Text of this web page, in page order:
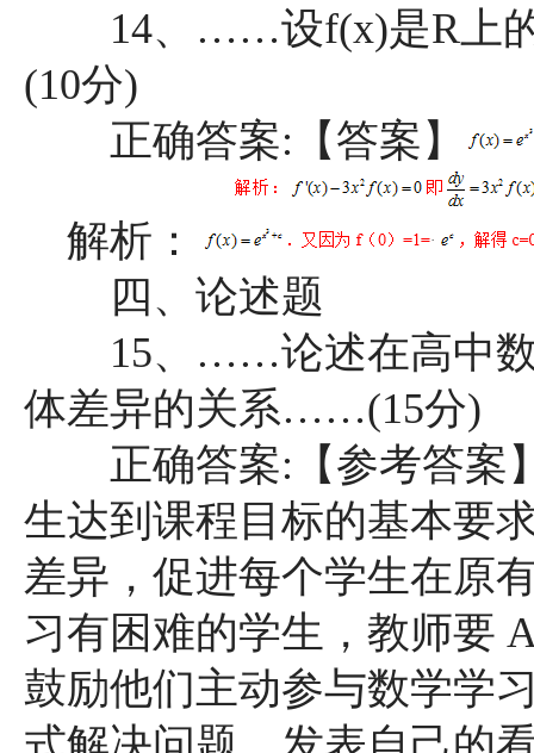
14、……设f(x)是R上
(10分)
正确答案:【答案】
解析：
四、论述题
15、……论述在高中数
体差异的关系……(15分)
正确答案:【参考答案
生达到课程目标的基本要
差异，促进每个学生在原
习有困难的学生，教师要
鼓励他们主动参与数学学